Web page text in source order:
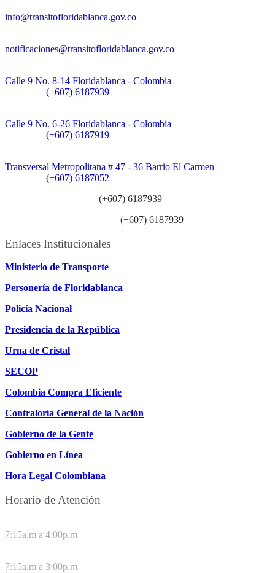
info@transitofloridablanca.gov.co
notificaciones@transitofloridablanca.gov.co
Calle 9 No. 8-14 Floridablanca - Colombia
(+607) 6187939
Calle 9 No. 6-26 Floridablanca - Colombia
(+607) 6187919
Transversal Metropolitana # 47 - 36 Barrio El Carmen
(+607) 6187052
(+607) 6187939
(+607) 6187939
Enlaces Institucionales
Ministerio de Transporte
Personería de Floridablanca
Policía Nacional
Presidencia de la República
Urna de Cristal
SECOP
Colombia Compra Eficiente
Contraloría General de la Nación
Gobierno de la Gente
Gobierno en Línea
Hora Legal Colombiana
Horario de Atención
7:15a.m a 4:00p.m
7:15a.m a 3:00p.m